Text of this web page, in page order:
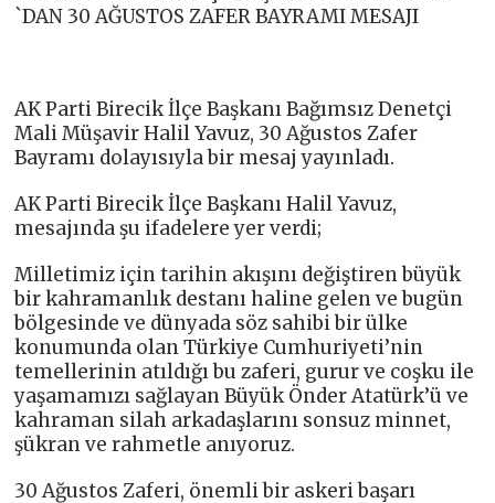
`DAN 30 AĞUSTOS ZAFER BAYRAMI MESAJI
AK Parti Birecik İlçe Başkanı Bağımsız Denetçi
Mali Müşavir Halil Yavuz, 30 Ağustos Zafer
Bayramı dolayısıyla bir mesaj yayınladı.
AK Parti Birecik İlçe Başkanı Halil Yavuz,
mesajında şu ifadelere yer verdi;
Milletimiz için tarihin akışını değiştiren büyük
bir kahramanlık destanı haline gelen ve bugün
bölgesinde ve dünyada söz sahibi bir ülke
konumunda olan Türkiye Cumhuriyeti’nin
temellerinin atıldığı bu zaferi, gurur ve coşku ile
yaşamamızı sağlayan Büyük Önder Atatürk’ü ve
kahraman silah arkadaşlarını sonsuz minnet,
şükran ve rahmetle anıyoruz.
30 Ağustos Zaferi, önemli bir askeri başarı